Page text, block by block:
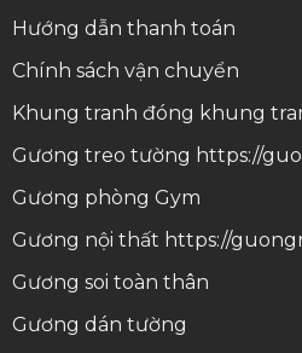
Hướng dẫn thanh toán
Chính sách vận chuyển
Khung tranh đóng khung
Gương treo tường https://
Gương phòng Gym
Gương nội thất https://
Gương soi toàn thân
Gương dán tường